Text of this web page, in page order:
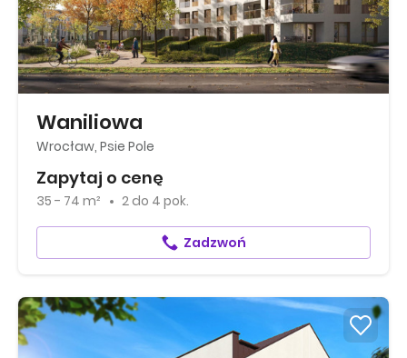
Waniliowa
Wrocław, Psie Pole
Zapytaj o cenę
35 - 74 m² 2 do 4 pok.
Zadzwoń